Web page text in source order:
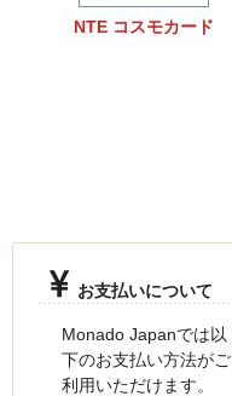
NTE コスモカード
お支払いについて
Monado Japanでは以
下のお支払い方法がご
利用いただけます。